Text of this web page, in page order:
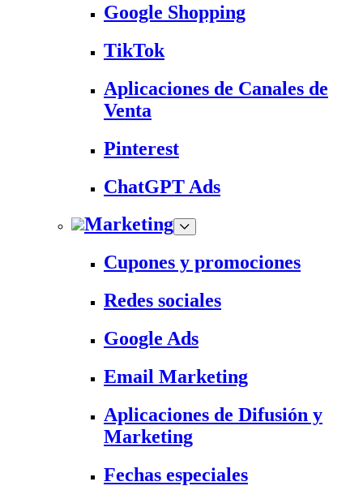
Google Shopping
TikTok
Aplicaciones de Canales de
Venta
Pinterest
ChatGPT Ads
Marketing
Cupones y promociones
Redes sociales
Google Ads
Email Marketing
Aplicaciones de Difusión y
Marketing
Fechas especiales